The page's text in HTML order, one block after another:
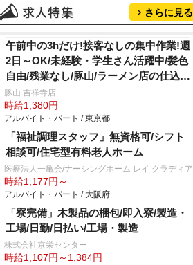
さらに見る
午前中の3hだけ!接客なしの集中作業!週
2日～OK/未経験・学生さん活躍中/髪色
自由/残業なし/豚山/ラーメン店の仕込
み・清掃
豚山 吉祥寺店
時給1,380円
アルバイト・パート / 東京都
「福祉調理スタッフ」無資格可/シフト
相談可/住宅型有料老人ホーム
医療法人一亀会/ナーシングホーム レイ クラディア
時給1,177円～
アルバイト・パート / 大阪府
「寮完備」木製品の梱包/即入寮/製造・
工場/日勤/日払い/工場・製造
株式会社京栄センター
時給1,107円～1,384円